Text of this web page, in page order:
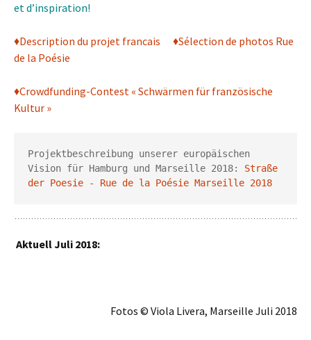
et d’inspiration!
♦Description du projet francais ♦Sélection de photos Rue
de la Poésie
♦Crowdfunding-Contest « Schwärmen für französische
Kultur »
Projektbeschreibung unserer europäischen
Vision für Hamburg und Marseille 2018: Straße
der Poesie - Rue de la Poésie Marseille 2018
Aktuell Juli 2018:
Fotos © Viola Livera, Marseille Juli 2018